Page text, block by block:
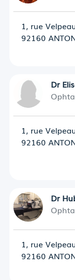
1, rue
92160
Dr
1, rue
92160
Dr
1, rue
92160